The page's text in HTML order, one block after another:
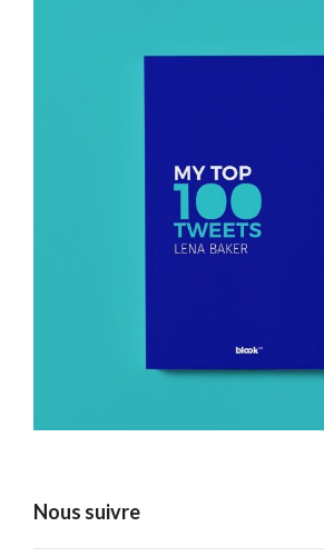
Nous suivre